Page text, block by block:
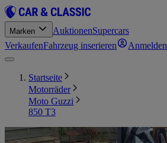
Marken AuktionenSupercars
VerkaufenFahrzeug inserieren Anmelden
Startseite
Motorräder
Moto Guzzi
850 T3